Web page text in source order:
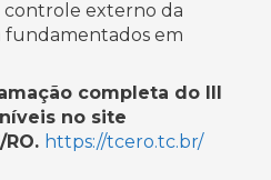
controle externo da
fundamentados em
completa do III
no site
https://tcero.tc.br/